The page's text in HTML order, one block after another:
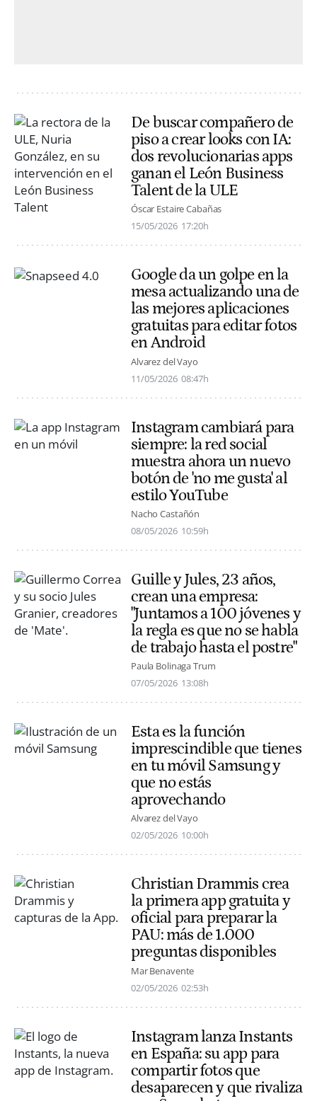
De buscar compañero de
piso a crear looks con IA:
dos revolucionarias apps
ganan el León Business
Talent de la ULE
Óscar Estaire Cabañas
15/05/2026 17:20h
Google da un golpe en la
mesa actualizando una de
las mejores aplicaciones
gratuitas para editar fotos
en Android
Alvarez del Vayo
11/05/2026 08:47h
Instagram cambiará para
siempre: la red social
muestra ahora un nuevo
botón de 'no me gusta' al
estilo YouTube
Nacho Castañón
08/05/2026 10:59h
Guille y Jules, 23 años,
crean una empresa:
"Juntamos a 100 jóvenes y
la regla es que no se habla
de trabajo hasta el postre"
Paula Bolinaga Trum
07/05/2026 13:08h
Esta es la función
imprescindible que tienes
en tu móvil Samsung y
que no estás
aprovechando
Alvarez del Vayo
02/05/2026 10:00h
Christian Drammis crea
la primera app gratuita y
oficial para preparar la
PAU: más de 1.000
preguntas disponibles
Mar Benavente
02/05/2026 02:53h
Instagram lanza Instants
en España: su app para
compartir fotos que
desaparecen y que rivaliza